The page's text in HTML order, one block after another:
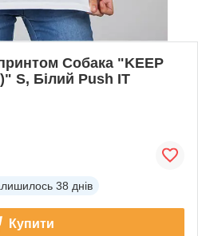
Собака "KEEP
S, Білий Push IT
38 днів
Купити